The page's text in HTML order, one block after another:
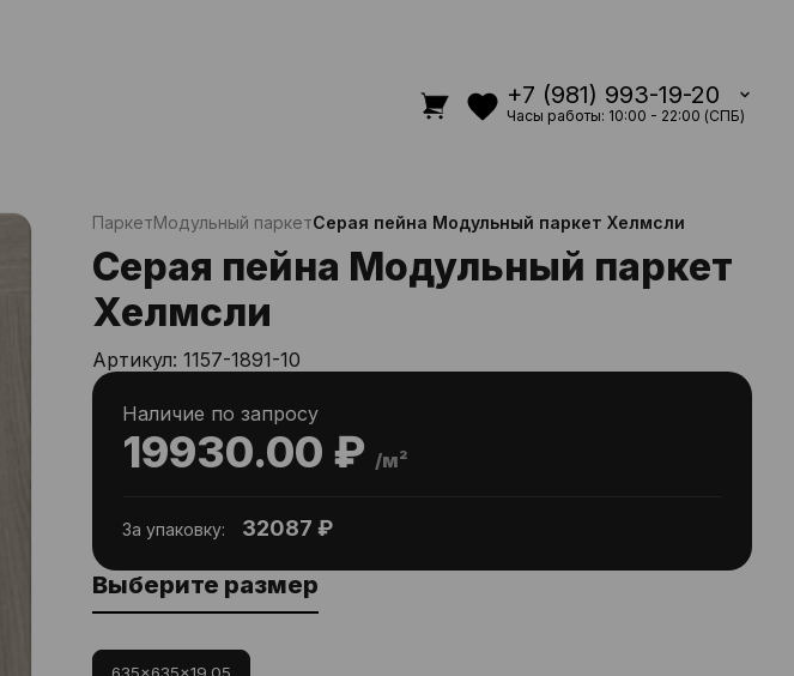
+7 (981) 993-19-20
Часы работы: 10:00 - 22:00 (СПБ)
ПаркетМодульный паркетСерая пейна Модульный паркет Хелмсли
Серая пейна Модульный паркет
Хелмсли
Артикул:1157-1891-10
19930.00 ₽ /м²
Наличие по запросу
За упаковку: 32087 ₽
Выберите размер